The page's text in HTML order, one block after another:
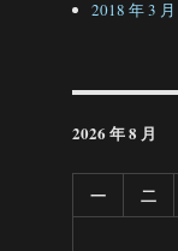
2018 年 3 月
2026 年 8 月
一 二